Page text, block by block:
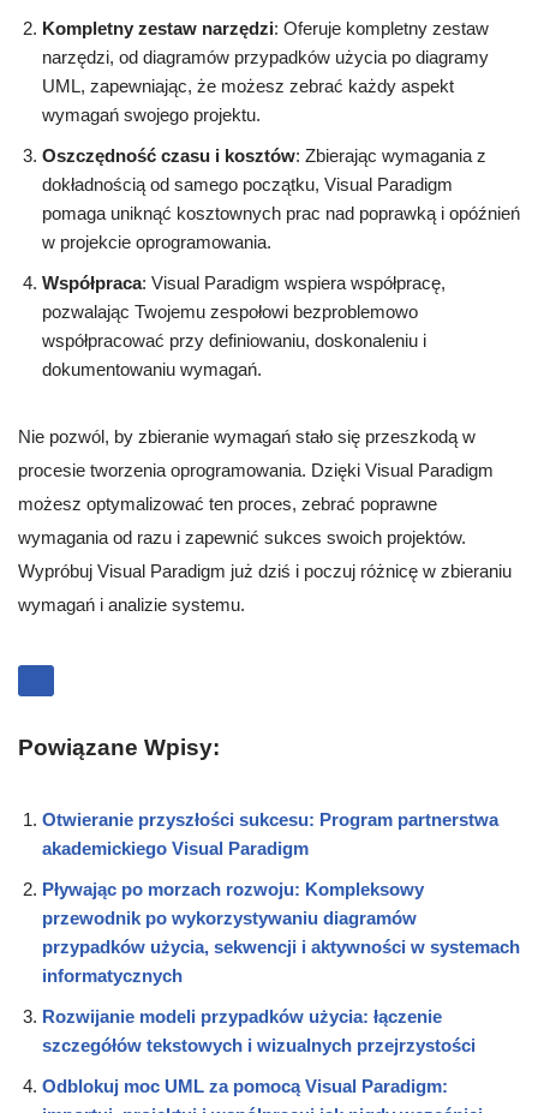
Kompletny zestaw narzędzi: Oferuje kompletny zestaw
narzędzi, od diagramów przypadków użycia po diagramy
UML, zapewniając, że możesz zebrać każdy aspekt
wymagań swojego projektu.
Oszczędność czasu i kosztów: Zbierając wymagania z
dokładnością od samego początku, Visual Paradigm
pomaga uniknąć kosztownych prac nad poprawką i opóźnień
w projekcie oprogramowania.
Współpraca: Visual Paradigm wspiera współpracę,
pozwalając Twojemu zespołowi bezproblemowo
współpracować przy definiowaniu, doskonaleniu i
dokumentowaniu wymagań.
Nie pozwól, by zbieranie wymagań stało się przeszkodą w
procesie tworzenia oprogramowania. Dzięki Visual Paradigm
możesz optymalizować ten proces, zebrać poprawne
wymagania od razu i zapewnić sukces swoich projektów.
Wypróbuj Visual Paradigm już dziś i poczuj różnicę w zbieraniu
wymagań i analizie systemu.
Powiązane Wpisy:
Otwieranie przyszłości sukcesu: Program partnerstwa
akademickiego Visual Paradigm
Pływając po morzach rozwoju: Kompleksowy
przewodnik po wykorzystywaniu diagramów
przypadków użycia, sekwencji i aktywności w systemach
informatycznych
Rozwijanie modeli przypadków użycia: łączenie
szczegółów tekstowych i wizualnych przejrzystości
Odblokuj moc UML za pomocą Visual Paradigm: